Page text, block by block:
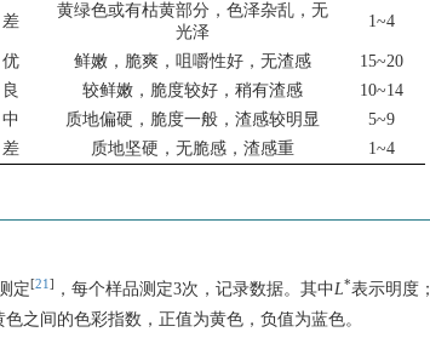
差
黄绿色或有枯黄部分，色泽杂乱，无
光泽
1~4
优 鲜嫩，脆爽，咀嚼性好，无渣感
15~20
良
较鲜嫩，脆度较好，稍有渣感
10~14
中
质地偏硬，脆度一般，渣感较明显
5~9
差
质地坚硬，无脆感，渣感重 1~4
定[21 ] ，每个样品测定3次，记录数据。其中L*表示明度；
之间的色彩指数，正值为黄色，负值为蓝色。